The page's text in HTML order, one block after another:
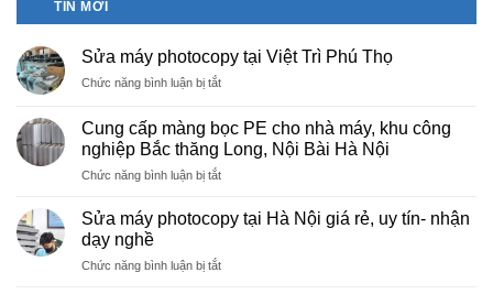
TIN MỚI
Sửa máy photocopy tại Việt Trì Phú Thọ
Chức năng bình luận bị tắtở
photocopy
tại
Việt
Phú
Thọ
Cung cấp màng bọc PE cho nhà máy, khu công
nghiệp Bắc thăng Long, Nội Bài Hà Nội
Chức năng bình luận bị tắtở
cấp
màng
PE
Sửa máy photocopy tại Hà Nội giá rẻ, uy tín- nhận
dạy nghề
Chức năng bình luận bị tắtở